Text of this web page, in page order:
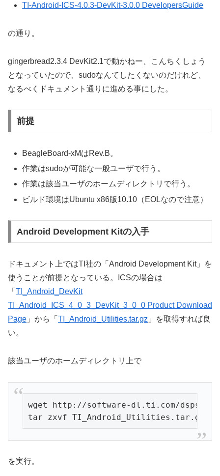
TI-Android-ICS-4.0.3-DevKit-3.0.0 DevelopersGuide
の通り。
gingerbread2.3.4 DevKit2.1で動かねー、こんちくしょう
となっていたので、sudoなんてしたくないのだけれど、
なるべくドキュメント通りに進める事にした。
前提
BeagleBoard-xMはRev.B。
作業はsudoが可能な一般ユーザで行う。
作業は該当ユーザのホームディレクトリで行う。
ビルド環境はUbuntu x86版10.10（EOLなので注意）
Android Development Kitの入手
ドキュメント上ではTI社の「Android Development Kit」を
使うことが前提となっている。ICSの場合は
「 TI_Android_DevKit
TI_Android_ICS_4_0_3_DevKit_3_0_0 Product Download
Page 」から「 TI_Android_Utilities.tar.gz 」を取得すれば良
い。
該当ユーザのホームディレクトリ上で
wget http://software-dl.ti.com/dsps/
tar zxvf TI_Android_Utilities.tar.gz
を実行。